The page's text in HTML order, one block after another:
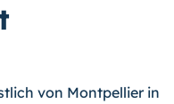
von Montpellier in